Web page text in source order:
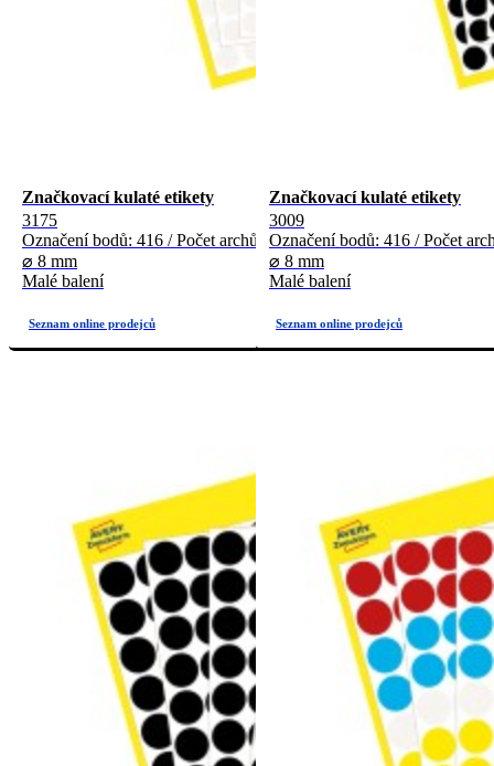
Značkovací kulaté etikety
3175
Označení bodů: 416 / Počet archů: 4
⌀ 8 mm
Malé balení
Značkovací kulaté etikety
3009
Označení bodů: 416 / Počet
⌀ 8 mm
Malé balení